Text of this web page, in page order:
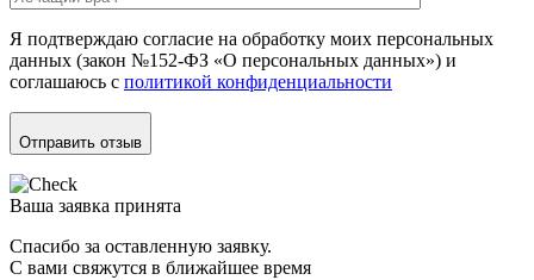
Я подтверждаю согласие на обработку моих персональных
данных (закон №152-ФЗ «О персональных данных») и
соглашаюсь с политикой конфиденциальности
Отправить отзыв
Ваша заявка принята
Спасибо за оставленную заявку.
С вами свяжутся в ближайшее время